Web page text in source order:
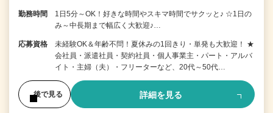
勤務時間
1日5分～OK！好きな時間やスキマ時間でサクッと♪ ☆1日の
み～中長期まで幅広く大歓迎♪…
応募資格
未経験OK＆年齢不問！夏休みの1回きり・単発も大歓迎！ ★
会社員・派遣社員・契約社員・個人事業主・パート・アルバ
イト・主婦（夫）・フリーターなど、20代～50代…
後で見る 詳細を見る